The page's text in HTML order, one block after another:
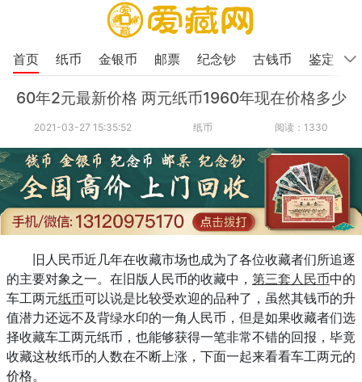
首页 纸币 金银币 邮票 纪念钞 古钱币 鉴定
60年2元最新价格 两元纸币1960年现在价格多少
2021-03-27 15:35:52 纸币 阅读：1330
旧人民币近几年在收藏市场也成为了各位收藏者们所追逐
的主要对象之一。在旧版人民币的收藏中， 第三套人民币中的
车工两元纸币可以说是比较受欢迎的品种了，虽然其钱币的升
值潜力还远不及背绿水印的一角人民币，但是如果收藏者们选
择收藏车工两元纸币，也能够获得一笔非常不错的回报，毕竟
收藏这枚纸币的人数在不断上涨，下面一起来看看车工两元的
价格。